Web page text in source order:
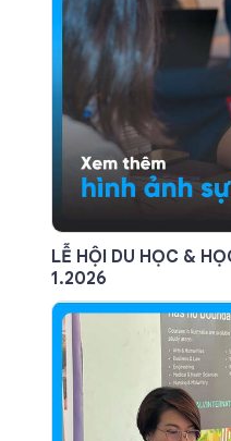
LỄ HỘI DU HỌC &
1.2026